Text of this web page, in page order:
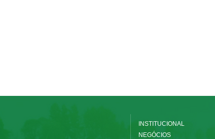
INSTITUCIONAL
NEGÓCIOS